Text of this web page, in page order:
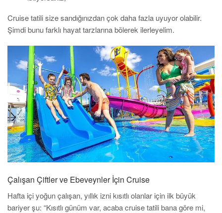
Cruise tatili size sandığınızdan çok daha fazla uyuyor olabilir.
Şimdi bunu farklı hayat tarzlarına bölerek ilerleyelim.
Çalışan Çiftler ve Ebeveynler İçin Cruise
Hafta içi yoğun çalışan, yıllık izni kısıtlı olanlar için ilk büyük
bariyer şu: “Kısıtlı günüm var, acaba cruise tatili bana göre mi,